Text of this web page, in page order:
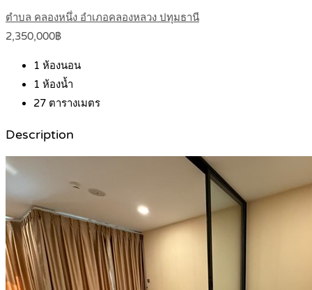
ตำบล คลองหนึ่ง อำเภอคลองหลวง ปทุมธานี
2,350,000฿
1 ห้องนอน
1 ห้องน้ำ
27 ตารางเมตร
Description